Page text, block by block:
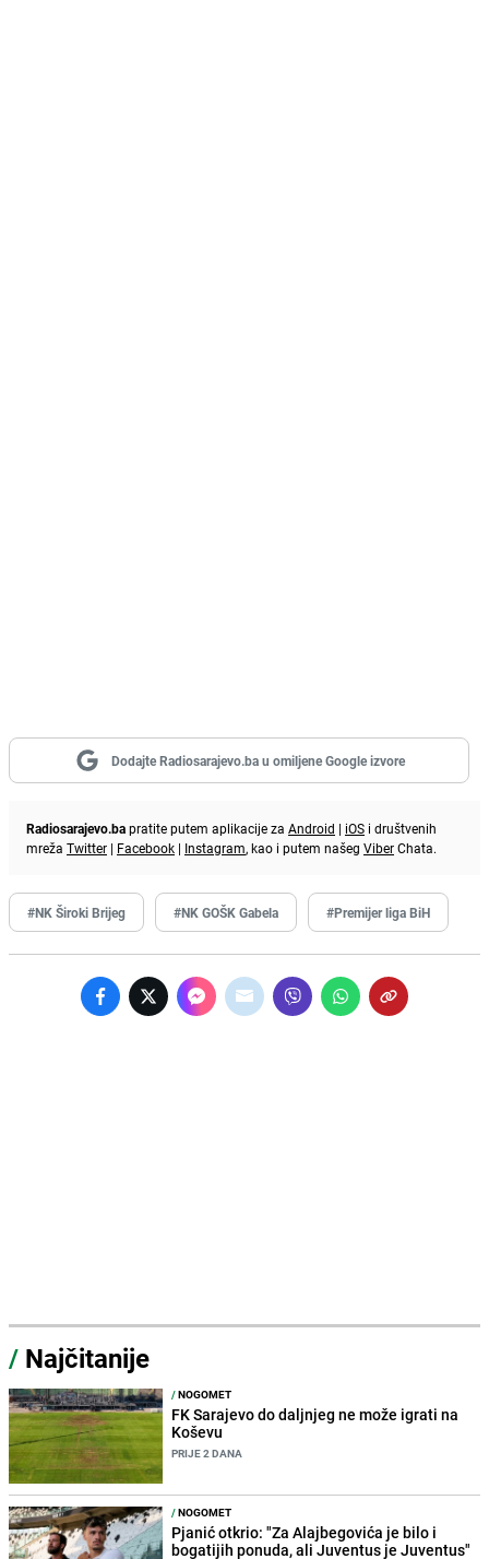
Dodajte Radiosarajevo.ba u omiljene Google izvore
Radiosarajevo.bapratite putem aplikacije za Android | iOS i društvenih
mreža Twitter | Facebook | Instagram, kao i putem našeg ViberChata.
#NK Široki Brijeg #NK GOŠK Gabela #Premijer liga BiH
/ Najčitanije
/NOGOMET
FK Sarajevo do daljnjeg ne može igrati na
Koševu
PRIJE 2 DANA
/NOGOMET
Pjanić otkrio: "Za Alajbegovića je bilo i
bogatijih ponuda, ali Juventus je Juventus"